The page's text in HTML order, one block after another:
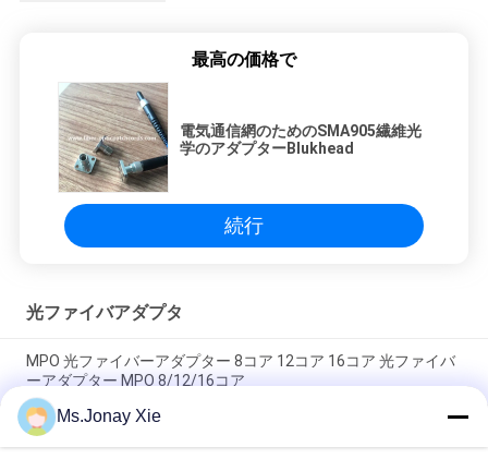
最高の価格で
電気通信網のためのSMA905繊維光
学のアダプターBlukhead
続行
光ファイバアダプタ
MPO 光ファイバーアダプター 8コア 12コア 16コア 光ファイバ
ーアダプター MPO 8/12/16コア
光ファイバーアダプター LC/UPC - LC/APC シングルモード シン
プレックス LC/APC-LC/UPC 光ファイバーアダプター SM SX
Ms.Jonay Xie